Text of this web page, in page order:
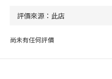
尚未有任何評價